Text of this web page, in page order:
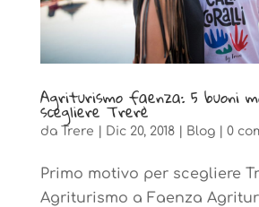
Agriturismo faenza: 5 buoni
scegliere Trerè
da Trere Dic 20, 2018| Blog| 0
Primo motivo per scegliere
Agriturismo a Faenza